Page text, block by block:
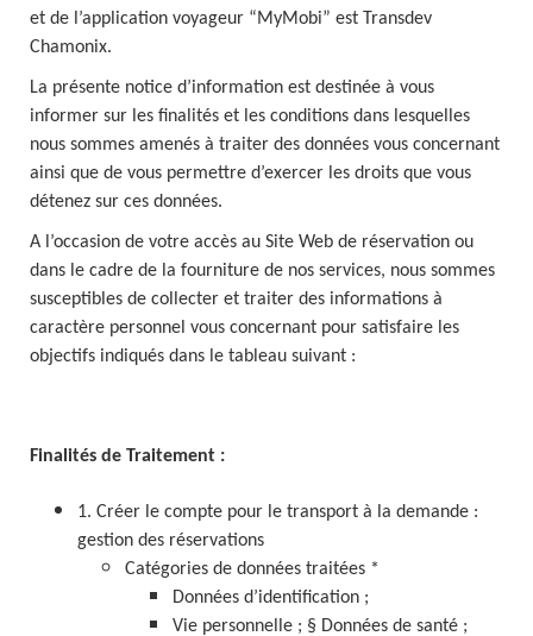
et de l’application voyageur “MyMobi” est Transdev
Chamonix.
La présente notice d’information est destinée à vous
informer sur les finalités et les conditions dans lesquelles
nous sommes amenés à traiter des données vous concernant
ainsi que de vous permettre d’exercer les droits que vous
détenez sur ces données.
A l’occasion de votre accès au Site Web de réservation ou
dans le cadre de la fourniture de nos services, nous sommes
susceptibles de collecter et traiter des informations à
caractère personnel vous concernant pour satisfaire les
objectifs indiqués dans le tableau suivant :
Finalités de Traitement :
1. Créer le compte pour le transport à la demande :
gestion des réservations
Catégories de données traitées *
Données d’identification ;
Vie personnelle ; § Données de santé ;